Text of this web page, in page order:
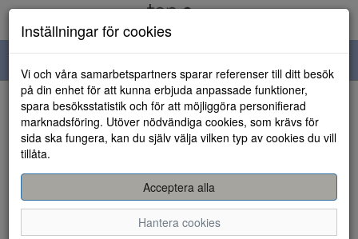
navigation
HEM
Inställningar för cookies
Vi och våra samarbetspartners sparar referenser till ditt besök
på din enhet för att kunna erbjuda anpassade funktioner,
spara besöksstatistik och för att möjliggöra personifierad
marknadsföring. Utöver nödvändiga cookies, som krävs för
sida ska fungera, kan du själv välja vilken typ av cookies du vill
tillåta.
Acceptera alla
Hantera cookies